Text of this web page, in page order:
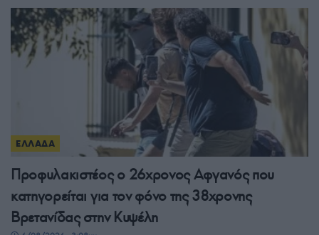
ΕΛΛΑΔΑ
Προφυλακιστέος ο 26χρονος Αφγανός που
κατηγορείται για τον φόνο της 38χρονης
Βρετανίδας στην Κυψέλη